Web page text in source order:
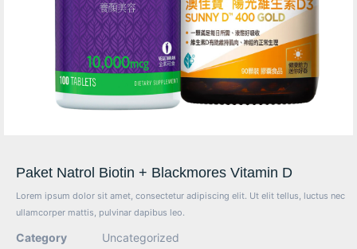
Paket Natrol Biotin + Blackmores Vitamin D
Lorem ipsum dolor sit amet, consectetur adipiscing elit. Ut elit tellus, luctus nec
ullamcorper mattis, pulvinar dapibus leo.
Category Uncategorized